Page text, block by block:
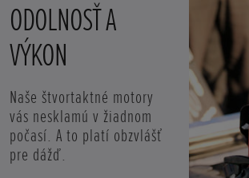
ODOLNOSŤ A
VÝKON
Naše štvortaktné motory
vás nesklamú v žiadnom
počasí. A to platí obzvlášť
pre dážď.